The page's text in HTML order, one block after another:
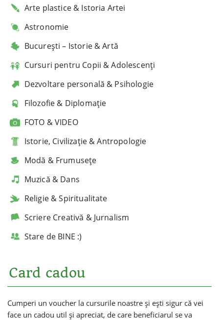
Arte plastice & Istoria Artei
Astronomie
București – Istorie & Artă
Cursuri pentru Copii & Adolescenți
Dezvoltare personală & Psihologie
Filozofie & Diplomație
FOTO & VIDEO
Istorie, Civilizație & Antropologie
Modă & Frumusețe
Muzică & Dans
Religie & Spiritualitate
Scriere Creativă & Jurnalism
Stare de BINE :)
Card cadou
Cumperi un voucher la cursurile noastre și ești sigur că vei
face un cadou util și apreciat, de care beneficiarul se va